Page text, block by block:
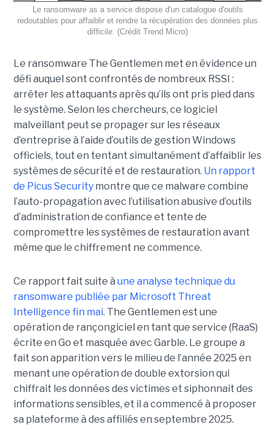
Le ransomware as a service dispose d'un catalogue d'outils
redoutables pour affaiblir et rendre la récupération des données plus
difficile. (Crédit Trend Micro)
Le ransomware The Gentlemen met en évidence un
défi auquel sont confrontés de nombreux RSSI :
arrêter les attaquants après qu’ils ont pris pied dans
le système. Selon les chercheurs, ce logiciel
malveillant peut se propager sur les réseaux
d’entreprise à l’aide d’outils de gestion Windows
officiels, tout en tentant simultanément d’affaiblir les
systèmes de sécurité et de restauration. Un rapport
de Picus Securitymontre que ce malware combine
l’auto-propagation avec l’utilisation abusive d’outils
d’administration de confiance et tente de
compromettre les systèmes de restauration avant
même que le chiffrement ne commence.
Ce rapport fait suite à une analyse technique du
ransomware publiée par Microsoft Threat
Intelligence fin mai. The Gentlemen est une
opération de rançongiciel en tant que service (RaaS)
écrite en Go et masquée avec Garble. Le groupe a
fait son apparition vers le milieu de l’année 2025 en
menant une opération de double extorsion qui
chiffrait les données des victimes et siphonnait des
informations sensibles, et il a commencé à proposer
sa plateforme à des affiliés en septembre 2025.